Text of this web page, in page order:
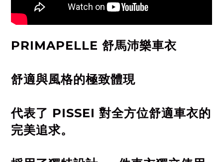
PRIMAPELLE 舒馬沛樂車衣
舒適與風格的極致體現
代表了 PISSEI 對全方位舒適車衣的
完美追求。